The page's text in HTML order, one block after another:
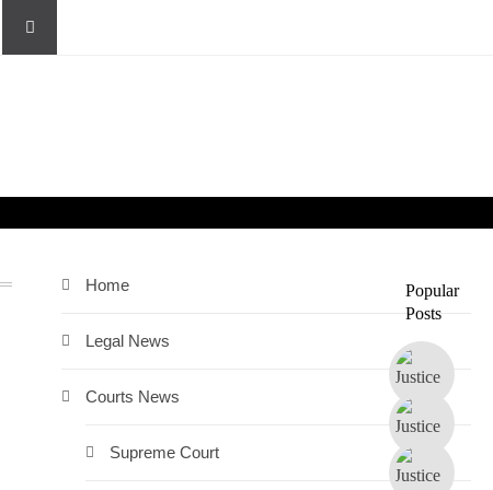
Popular
Posts
Home
Legal News
Courts News
Supreme Court